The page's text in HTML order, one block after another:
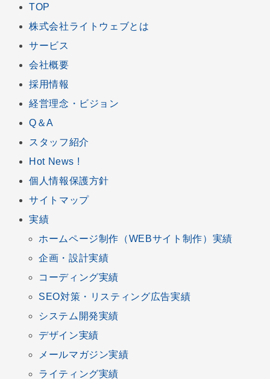
TOP
株式会社ライトウェブとは
サービス
会社概要
採用情報
経営理念・ビジョン
Q＆A
スタッフ紹介
Hot News !
個人情報保護方針
サイトマップ
実績
ホームページ制作 （WEBサイト制作）実績
企画 ・ 設計実績
コーディング実績
SEO対策 ・ リスティング広告実績
システム開発実績
デザイン実績
メールマガジン実績
ライティング実績